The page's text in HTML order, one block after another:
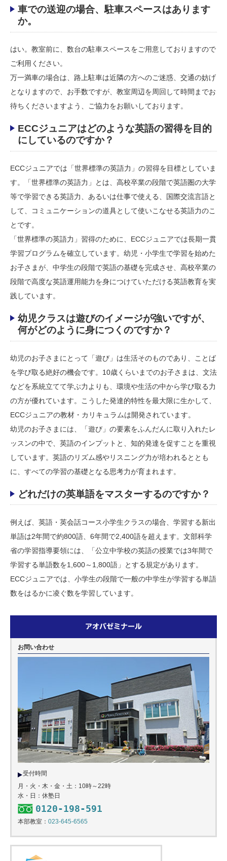
車での送迎の場合、駐車スペースはあります
か。
はい。教室前に、数台の駐車スペースをご用意しておりますので
ご利用ください。
万一満車の場合は、路上駐車は近隣の方へのご迷惑、交通の妨げ
となりますので、お手数ですが、教室周辺を周回して時間までお
待ちくださいますよう、ご協力をお願いしております。
ECCジュニアはどのような英語の習得を目的
にしているのですか？
ECCジュニアでは「世界標準の英語力」の習得を目標としていま
す。「世界標準の英語力」とは、高校卒業の段階で英語圏の大学
等で学習できる英語力、あるいは仕事で使える、国際交流言語と
して、コミュニケーションの道具として使いこなせる英語力のこ
とです。
「世界標準の英語力」習得のために、ECCジュニアでは長期一貫
学習プログラムを確立しています。幼児・小学生で学習を始めた
お子さまが、中学生の段階で英語の基礎を完成させ、高校卒業の
段階で高度な英語運用能力を身につけていただける英語教育を実
践しています。
幼児クラスは遊びのイメージが強いですが、
何がどのように身につくのですか？
幼児のお子さまにとって「遊び」は生活そのものであり、ことば
を学び取る絶好の機会です。10歳くらいまでのお子さまは、文法
などを系統立てて学ぶ力よりも、環境や生活の中から学び取る力
の方が優れています。こうした発達的特性を最大限に生かして、
ECCジュニアの教材・カリキュラムは開発されています。
幼児のお子さまには、「遊び」の要素をふんだんに取り入れたレ
ッスンの中で、英語のインプットと、知的発達を促すことを重視
しています。英語のリズム感やリスニング力が培われるととも
に、すべての学習の基礎となる思考力が育まれます。
どれだけの英単語をマスターするのですか？
例えば、英語・英会話コース小学生クラスの場合、学習する新出
単語は2年間で約800語、6年間で2,400語を超えます。文部科学
省の学習指導要領には、「公立中学校の英語の授業では3年間で
学習する単語数を1,600～1,800語」とする規定があります。
ECCジュニアでは、小学生の段階で一般の中学生が学習する単語
数をはるかに凌ぐ数を学習しています。
アオバゼミナール
お問い合わせ
受付時間
月・火・木・金・土：10時～22時
水・日：休塾日
0120-198-591
本部教室： 023-645-6565